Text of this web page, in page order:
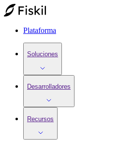
Plataforma
Soluciones
Desarrolladores
Recursos